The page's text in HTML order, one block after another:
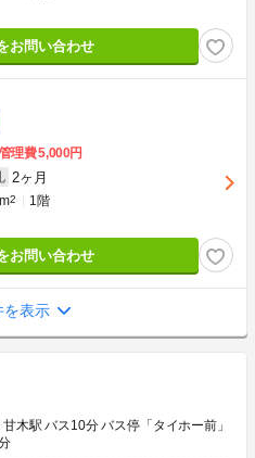
お問い合わせ
管理費5,000円
2ヶ月
2 1階
お問い合わせ
を表示
木駅 バス10分 バス停「タイホー前」